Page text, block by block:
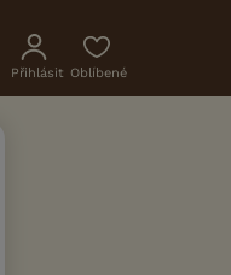
Přihlásit Oblíbené